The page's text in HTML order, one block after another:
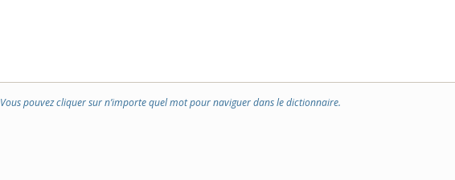
Vous pouvez cliquer sur n’importe quel mot pour naviguer dans le dictionnaire.